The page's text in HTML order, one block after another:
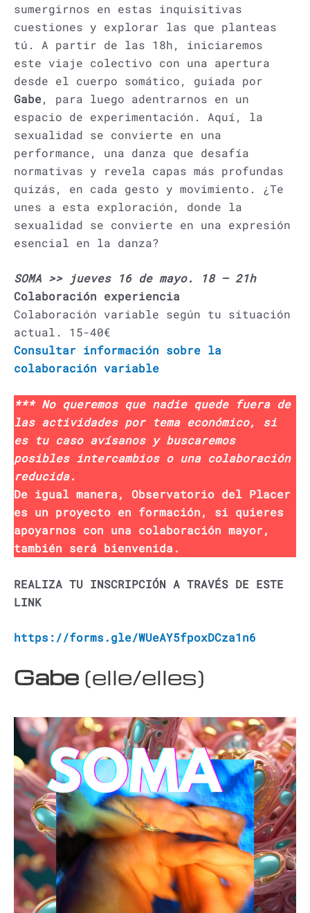
sumergirnos en estas inquisitivas
cuestiones y explorar las que planteas
tú. A partir de las 18h, iniciaremos
este viaje colectivo con una apertura
desde el cuerpo somático, guiada por
Gabe, para luego adentrarnos en un
espacio de experimentación. Aquí, la
sexualidad se convierte en una
performance, una danza que desafía
normativas y revela capas más profundas
quizás, en cada gesto y movimiento. ¿Te
unes a esta exploración, donde la
sexualidad se convierte en una expresión
esencial en la danza?
SOMA >> jueves 16 de mayo. 18 – 21h
Colaboración experiencia
Colaboración variable según tu situación
actual. 15-40€
Consultar información sobre la
colaboración variable
*** No queremos que nadie quede fuera de
las actividades por tema económico, si
es tu caso avísanos y buscaremos
posibles intercambios o una colaboración
reducida.
De igual manera, Observatorio del Placer
es un proyecto en formación, si quieres
apoyarnos con una colaboración mayor,
también será bienvenida.
REALIZA TU INSCRIPCIÓN A TRAVÉS DE ESTE
LINK
https://forms.gle/WUeAY5fpoxDCza1n6
Gabe (elle/elles)